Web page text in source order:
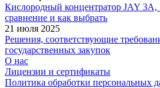
Кислородный концентратор JAY 3A,
сравнение и как выбрать
21 июля 2025
Решения, соответствующие
государственных закупок
О нас
Лицензии и сертификаты
Политика обработки персональных